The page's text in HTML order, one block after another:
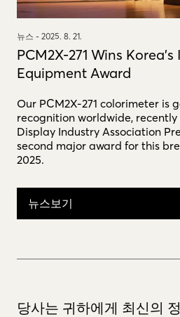
뉴스 - 2025. 8. 21.
PCM2X-271 Wins
Equipment Award
Our PCM2X-271 colorimeter is
recognition worldwide,
Display Industry Association
second major award for this
2025.
뉴스보기
당사는 귀하에게 최신의